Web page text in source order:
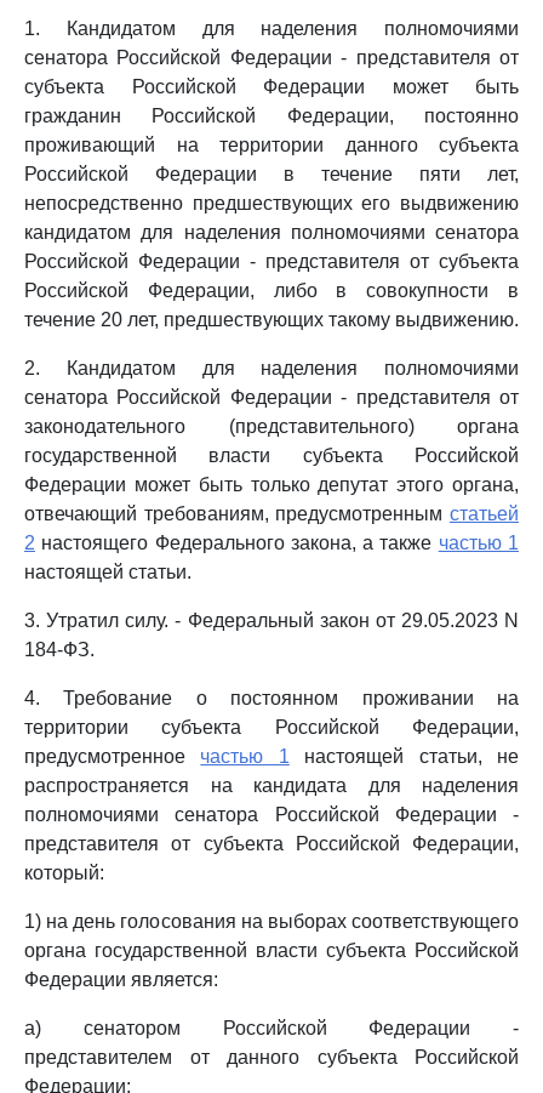
1. Кандидатом для наделения полномочиями
сенатора Российской Федерации - представителя от
субъекта Российской Федерации может быть
гражданин Российской Федерации, постоянно
проживающий на территории данного субъекта
Российской Федерации в течение пяти лет,
непосредственно предшествующих его выдвижению
кандидатом для наделения полномочиями сенатора
Российской Федерации - представителя от субъекта
Российской Федерации, либо в совокупности в
течение 20 лет, предшествующих такому выдвижению.
2. Кандидатом для наделения полномочиями
сенатора Российской Федерации - представителя от
законодательного (представительного) органа
государственной власти субъекта Российской
Федерации может быть только депутат этого органа,
отвечающий требованиям, предусмотренным статьей
2 настоящего Федерального закона, а также частью 1
настоящей статьи.
3. Утратил силу. - Федеральный закон от 29.05.2023 N
184-ФЗ.
4. Требование о постоянном проживании на
территории субъекта Российской Федерации,
предусмотренное частью 1 настоящей статьи, не
распространяется на кандидата для наделения
полномочиями сенатора Российской Федерации -
представителя от субъекта Российской Федерации,
который:
1) на день голосования на выборах соответствующего
органа государственной власти субъекта Российской
Федерации является:
а) сенатором Российской Федерации -
представителем от данного субъекта Российской
Федерации;